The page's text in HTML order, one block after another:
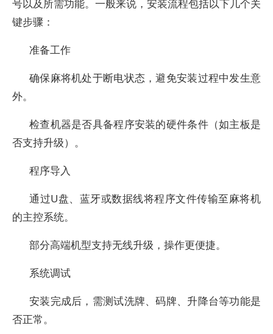
号以及所需功能。一般来说，安装流程包括以下几个关
键步骤：
准备工作
确保麻将机处于断电状态，避免安装过程中发生意
外。
检查机器是否具备程序安装的硬件条件（如主板是
否支持升级）。
程序导入
通过U盘、蓝牙或数据线将程序文件传输至麻将机
的主控系统。
部分高端机型支持无线升级，操作更便捷。
系统调试
安装完成后，需测试洗牌、码牌、升降台等功能是
否正常。